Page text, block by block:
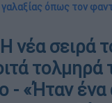
γαλαξίας όπως τον
νέα σειρά
τολμηρά
- «Ήταν